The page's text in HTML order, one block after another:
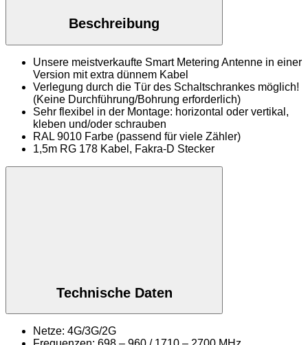
Beschreibung
Unsere meistverkaufte Smart Metering Antenne in einer
Version mit extra dünnem Kabel
Verlegung durch die Tür des Schaltschrankes möglich!
(Keine Durchführung/Bohrung erforderlich)
Sehr flexibel in der Montage: horizontal oder vertikal,
kleben und/oder schrauben
RAL 9010 Farbe (passend für viele Zähler)
1,5m RG 178 Kabel, Fakra-D Stecker
Technische Daten
Netze: 4G/3G/2G